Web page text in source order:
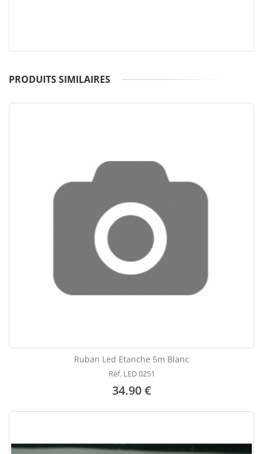
PRODUITS SIMILAIRES
Ruban Led Etanche 5m Blanc
Réf. LED 0251
34.90 €